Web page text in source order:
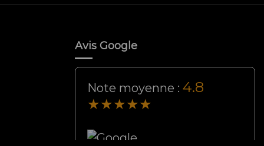
Avis Google
Note moyenne : 4.8
★★★★★